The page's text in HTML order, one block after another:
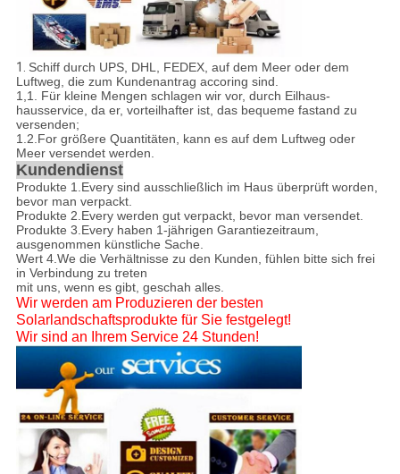
1. Schiff durch UPS, DHL, FEDEX, auf dem Meer oder dem
Luftweg, die zum Kundenantrag accoring sind.
1,1. Für kleine Mengen schlagen wir vor, durch Eilhaus-
hausservice, da er, vorteilhafter ist, das bequeme fastand zu
versenden;
1.2.For größere Quantitäten, kann es auf dem Luftweg oder
Meer versendet werden.
Kundendienst
Produkte 1.Every sind ausschließlich im Haus überprüft worden,
bevor man verpackt.
Produkte 2.Every werden gut verpackt, bevor man versendet.
Produkte 3.Every haben 1-jährigen Garantiezeitraum,
ausgenommen künstliche Sache.
Wert 4.We die Verhältnisse zu den Kunden, fühlen bitte sich frei
in Verbindung zu treten
mit uns, wenn es gibt, geschah alles.
Wir werden am Produzieren der besten
Solarlandschaftsprodukte für Sie festgelegt!
Wir sind an Ihrem Service 24 Stunden!